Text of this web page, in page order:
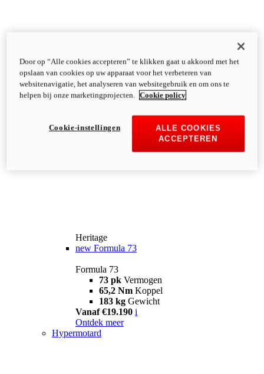
Heritage
new Formula 73
Formula 73
73 pk Vermogen
65,2 Nm Koppel
183 kg Gewicht
Vanaf €19.190 i
Ontdek meer
Hypermotard
Door op “Alle cookies accepteren” te klikken gaat u akkoord met het
opslaan van cookies op uw apparaat voor het verbeteren van
websitenavigatie, het analyseren van websitegebruik en om ons te
helpen bij onze marketingprojecten.
Cookie policy
ALLE COOKIES
ACCEPTEREN
Cookie-instellingen